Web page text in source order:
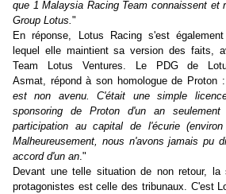
que 1 Malaysia Racing Team connaissent et
Group Lotus."
En réponse, Lotus Racing s'est
lequel elle maintient sa version des faits,
Team Lotus Ventures. Le PDG de
Asmat, répond à son homologue de Proton
est non avenu. C'était une simple
sponsoring de Proton d'un an
participation au capital de l'écurie
Malheureusement, nous n'avons jamais pu
accord d'un an."
Devant une telle situation de non retour,
protagonistes est celle des tribunaux. C'est